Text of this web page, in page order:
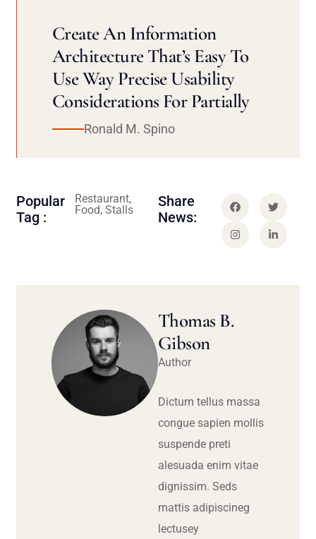
Create An Information
Architecture That’s Easy To
Use Way Precise Usability
Considerations For Partially
Ronald M. Spino
Popular
Tag :
Restaurant,
Food, Stalls
Share
News:
Thomas B.
Gibson
Author
Dictum tellus massa
congue sapien mollis
suspende preti
alesuada enim vitae
dignissim. Seds
mattis adipiscineg
lectusey